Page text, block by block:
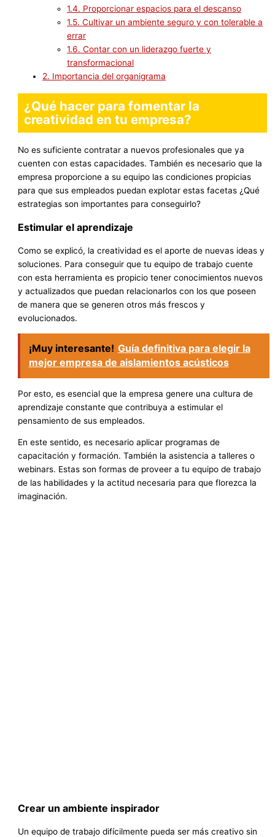
1.4. Proporcionar espacios para el descanso
1.5. Cultivar un ambiente seguro y con tolerable a
errar
1.6. Contar con un liderazgo fuerte y
transformacional
2. Importancia del organigrama
¿Qué hacer para fomentar la
creatividad en tu empresa?
No es suficiente contratar a nuevos profesionales que ya
cuenten con estas capacidades. También es necesario que la
empresa proporcione a su equipo las condiciones propicias
para que sus empleados puedan explotar estas facetas ¿Qué
estrategias son importantes para conseguirlo?
Estimular el aprendizaje
Como se explicó, la creatividad es el aporte de nuevas ideas y
soluciones. Para conseguir que tu equipo de trabajo cuente
con esta herramienta es propicio tener conocimientos nuevos
y actualizados que puedan relacionarlos con los que poseen
de manera que se generen otros más frescos y
evolucionados.
¡Muy interesante! Guía definitiva para elegir la
mejor empresa de aislamientos acústicos
Por esto, es esencial que la empresa genere una cultura de
aprendizaje constante que contribuya a estimular el
pensamiento de sus empleados.
En este sentido, es necesario aplicar programas de
capacitación y formación. También la asistencia a talleres o
webinars. Estas son formas de proveer a tu equipo de trabajo
de las habilidades y la actitud necesaria para que florezca la
imaginación.
Crear un ambiente inspirador
Un equipo de trabajo difícilmente pueda ser más creativo sin